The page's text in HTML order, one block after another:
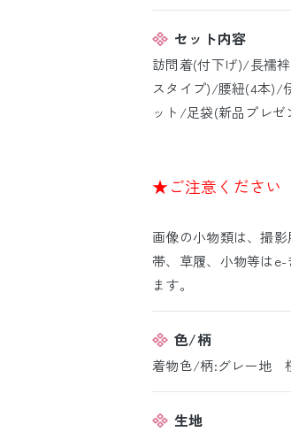
セット内容
訪問着(付下げ)/長襦
スタイプ)/腰紐(4本)/
ット/足袋(新品プレゼ
★ご注意ください
画像の小物類は、撮影
帯、草履、小物等は
ます。
色/柄
着物色/柄:グレー地
生地